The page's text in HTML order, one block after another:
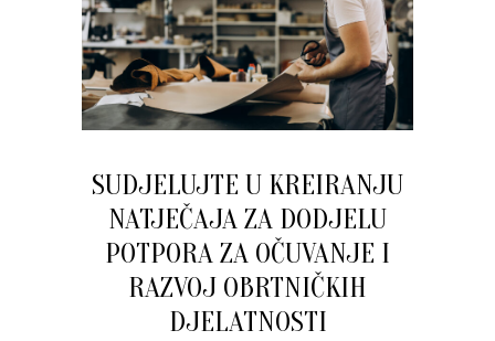
SUDJELUJTE U KREIRANJU
NATJEČAJA ZA DODJELU
POTPORA ZA OČUVANJE I
RAZVOJ OBRTNIČKIH
DJELATNOSTI